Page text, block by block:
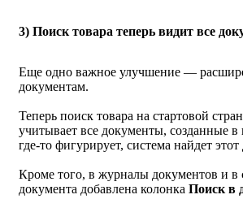
3) Поиск товара теперь видит все
Еще одно важное улучшение —
документам.
Теперь поиск товара на стартовой
учитывает все документы, созданные
где‑то фигурирует, система найдет
Кроме того, в журналы документов и в
документа добавлена колонка Поиск в